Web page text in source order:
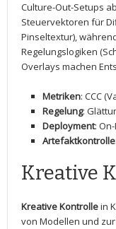
Culture-Out-Setups
Steuervektoren für
Pinseltextur),⁢
Regelungslogiken
Overlays machen
Metriken: CCC
Regelung:
Deployment:
Artefaktkontrolle
Kreative
Kreative Kontrollein
von Modellen und